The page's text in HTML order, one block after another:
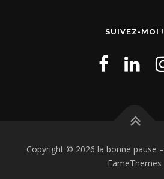
SUIVEZ-MOI !
Copyright © 2026 la bonne pause –
FameThemes